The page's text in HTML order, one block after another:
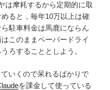
は摩耗するから定期的に取
ると，毎年10万以上は確
駐車料金は馬鹿にならん
このままペーパードライ
ろすることとしよう。
いくので呆れるばかりで
を課金して使っている